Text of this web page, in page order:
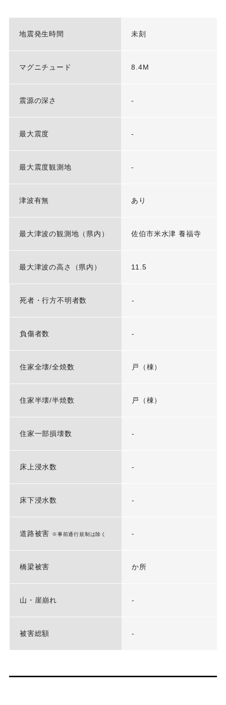
地震発生時間 未刻
マグニチュード 8.4M
震源の深さ -
最大震度 -
最大震度観測地 -
津波有無 あり
最大津波の観測地（県内） 佐伯市米水津 養福寺
最大津波の高さ（県内） 11.5
死者・行方不明者数 -
負傷者数 -
住家全壊/全焼数 戸（棟）
住家半壊/半焼数 戸（棟）
住家一部損壊数 -
床上浸水数 -
床下浸水数 -
道路被害 ※事前通行規制は除く -
橋梁被害 か所
山・崖崩れ -
被害総額 -